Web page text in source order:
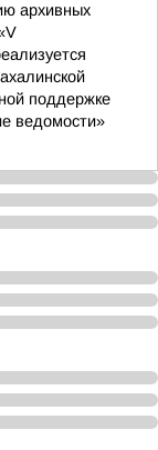
архивных
поддержке
ведомости»